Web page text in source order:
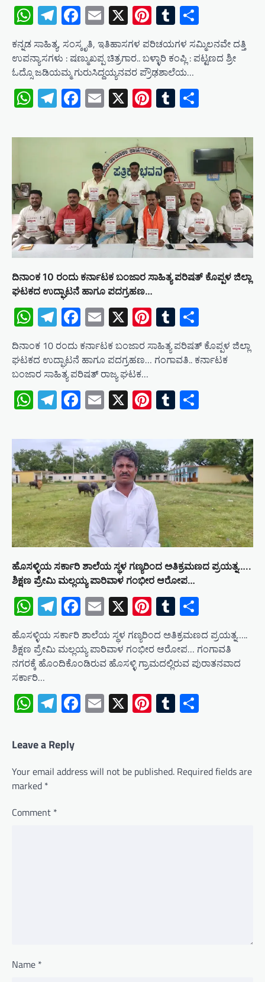
WhatsApp
Telegram
Facebook
Email
X Pinterest
Tumblr
ಕನ್ನಡ ಸಾಹಿತ್ಯ, ಸಂಸ್ಕೃತಿ, ಇತಿಹಾಸಗಳ ಪರಿಚಯಗಳ ಸಮ್ಮಿಲನವೇ ದತ್ತಿ
ಉಪನ್ಯಾಸಗಳು : ಷಣ್ಮುಖಪ್ಪ ಚಿತ್ರಗಾರ.. ಬಳ್ಳಾರಿ ಕಂಪ್ಲಿ : ಪಟ್ಟಣದ ಶ್ರೀ
ಓದ್ಸೊ ಜಡಿಯಮ್ಮ ಗುರುಸಿದ್ದಯ್ಯನವರ ಪ್ರೌಢಶಾಲೆಯ…
WhatsApp
Telegram
Facebook
Email
X Pinterest
Tumblr
ದಿನಾಂಕ 10 ರಂದು ಕರ್ನಾಟಕ ಬಂಜಾರ ಸಾಹಿತ್ಯ ಪರಿಷತ್ ಕೊಪ್ಪಳ ಜಿಲ್ಲಾ
ಘಟಕದ ಉದ್ಘಾಟನೆ ಹಾಗೂ ಪದಗ್ರಹಣ…
WhatsApp
Telegram
Facebook
Email
X Pinterest
Tumblr
ದಿನಾಂಕ 10 ರಂದು ಕರ್ನಾಟಕ ಬಂಜಾರ ಸಾಹಿತ್ಯ ಪರಿಷತ್ ಕೊಪ್ಪಳ ಜಿಲ್ಲಾ
ಘಟಕದ ಉದ್ಘಾಟನೆ ಹಾಗೂ ಪದಗ್ರಹಣ… ಗಂಗಾವತಿ.. ಕರ್ನಾಟಕ
ಬಂಜಾರ ಸಾಹಿತ್ಯ ಪರಿಷತ್ ರಾಜ್ಯ ಘಟಕ…
WhatsApp
Telegram
Facebook
Email
X Pinterest
Tumblr
ಹೊಸಳ್ಳಿಯ ಸರ್ಕಾರಿ ಶಾಲೆಯ ಸ್ಥಳ ಗಣ್ಯರಿಂದ ಅತಿಕ್ರಮಣದ ಪ್ರಯತ್ನ…..
ಶಿಕ್ಷಣ ಪ್ರೇಮಿ ಮಲ್ಲಯ್ಯ ಪಾರಿವಾಳ ಗಂಭೀರ ಆರೋಪ…
WhatsApp
Telegram
Facebook
Email
X Pinterest
Tumblr
ಹೊಸಳ್ಳಿಯ ಸರ್ಕಾರಿ ಶಾಲೆಯ ಸ್ಥಳ ಗಣ್ಯರಿಂದ ಅತಿಕ್ರಮಣದ ಪ್ರಯತ್ನ…..
ಶಿಕ್ಷಣ ಪ್ರೇಮಿ ಮಲ್ಲಯ್ಯ ಪಾರಿವಾಳ ಗಂಭೀರ ಆರೋಪ… ಗಂಗಾವತಿ
ನಗರಕ್ಕೆ ಹೊಂದಿಕೊಂಡಿರುವ ಹೊಸಳ್ಳಿ ಗ್ರಾಮದಲ್ಲಿರುವ ಪುರಾತನವಾದ
ಸರ್ಕಾರಿ…
WhatsApp
Telegram
Facebook
Email
X Pinterest
Tumblr
Leave a Reply
Your email address will not be published. Required fields are
marked *
Comment *
Name *